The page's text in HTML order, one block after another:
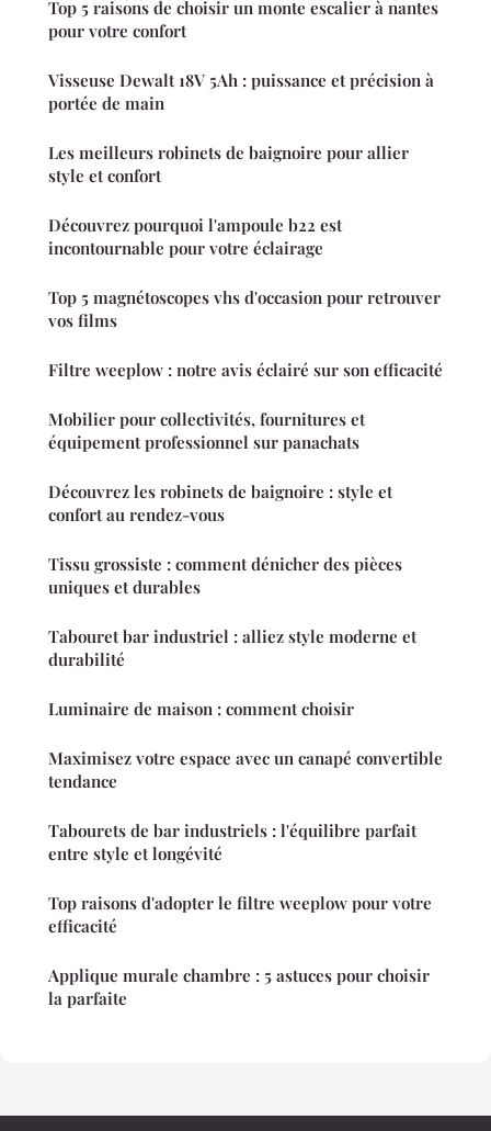
Top 5 raisons de choisir un monte escalier à nantes
pour votre confort
Visseuse Dewalt 18V 5Ah : puissance et précision à
portée de main
Les meilleurs robinets de baignoire pour allier
style et confort
Découvrez pourquoi l'ampoule b22 est
incontournable pour votre éclairage
Top 5 magnétoscopes vhs d'occasion pour retrouver
vos films
Filtre weeplow : notre avis éclairé sur son efficacité
Mobilier pour collectivités, fournitures et
équipement professionnel sur panachats
Découvrez les robinets de baignoire : style et
confort au rendez-vous
Tissu grossiste : comment dénicher des pièces
uniques et durables
Tabouret bar industriel : alliez style moderne et
durabilité
Luminaire de maison : comment choisir
Maximisez votre espace avec un canapé convertible
tendance
Tabourets de bar industriels : l'équilibre parfait
entre style et longévité
Top raisons d'adopter le filtre weeplow pour votre
efficacité
Applique murale chambre : 5 astuces pour choisir
la parfaite